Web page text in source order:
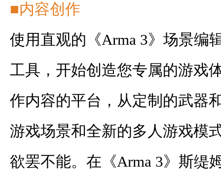
■内容创作
使用直观的《Arma 3》场景编
工具，开始创造您专属的游戏
作内容的平台，从定制的武器
游戏场景和全新的多人游戏模
欲罢不能。在《Arma 3》斯缇